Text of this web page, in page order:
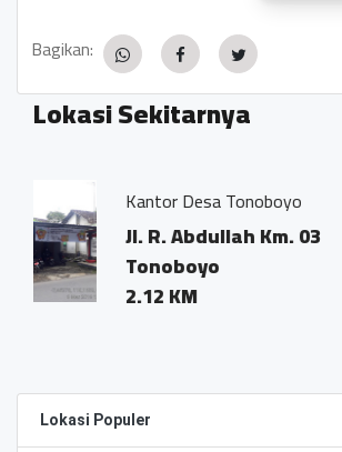
Bagikan:
Lokasi Sekitarnya
Km. 03
Lokasi Populer